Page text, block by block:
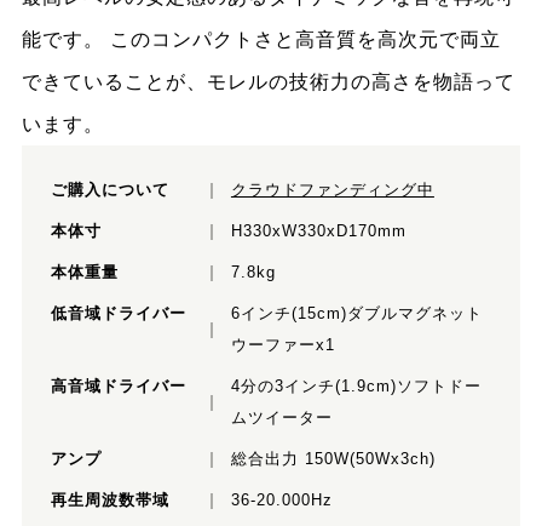
能です。 このコンパクトさと高音質を高次元で両立
できていることが、モレルの技術力の高さを物語って
います。
ご購入について クラウドファンディング中
本体寸 H330xW330xD170mm
本体重量 7.8kg
低音域ドライバー
6インチ(15cm)ダブルマグネット
ウーファーx1
高音域ドライバー
4分の3インチ(1.9cm)ソフトドー
ムツイーター
アンプ 総合出力 150W(50Wx3ch)
再生周波数帯域 36-20.000Hz